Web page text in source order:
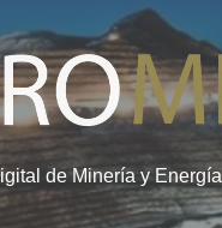
de Minería y Energía